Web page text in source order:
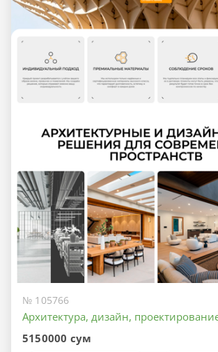
№ 105766
Архитектура, дизайн,
5150000 сум